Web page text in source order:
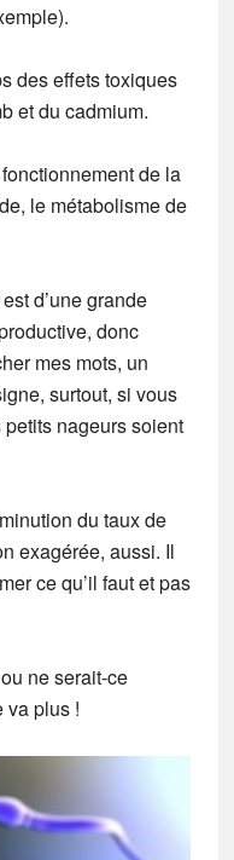
des effets toxiques
et du cadmium.
de la
le métabolisme de
d’une grande
donc
mes mots, un
surtout, si vous
nageurs soient
du taux de
exagérée, aussi. Il
ce qu’il faut et pas
ne serait-ce
va plus !